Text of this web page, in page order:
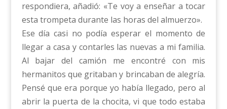
respondiera, añadió: «Te voy a enseñar a tocar
esta trompeta durante las horas del almuerzo».
Ese día casi no podía esperar el momento de
llegar a casa y contarles las nuevas a mi familia.
Al bajar del camión me encontré con mis
hermanitos que gritaban y brincaban de alegría.
Pensé que era porque yo había llegado, pero al
abrir la puerta de la chocita, vi que todo estaba